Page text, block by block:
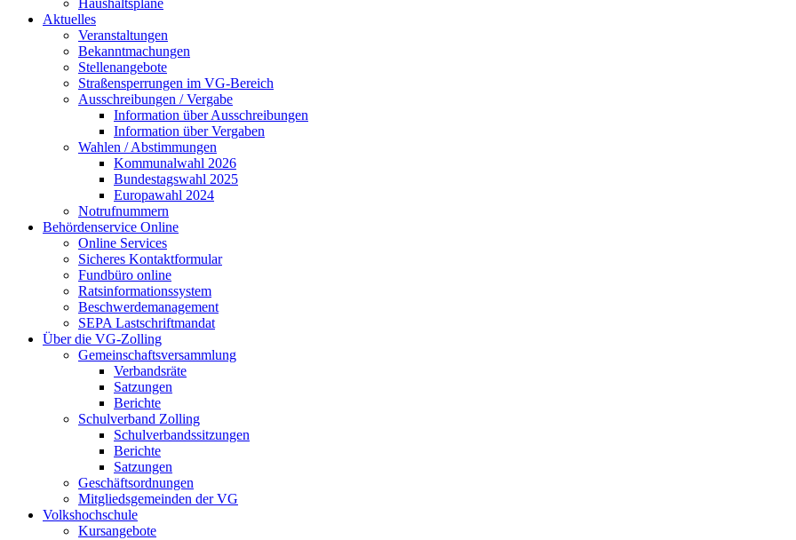
Haushaltspläne
Aktuelles
Veranstaltungen
Bekanntmachungen
Stellenangebote
Straßensperrungen im VG-Bereich
Ausschreibungen / Vergabe
Information über Ausschreibungen
Information über Vergaben
Wahlen / Abstimmungen
Kommunalwahl 2026
Bundestagswahl 2025
Europawahl 2024
Notrufnummern
Behördenservice Online
Online Services
Sicheres Kontaktformular
Fundbüro online
Ratsinformationssystem
Beschwerdemanagement
SEPA Lastschriftmandat
Über die VG-Zolling
Gemeinschaftsversammlung
Verbandsräte
Satzungen
Berichte
Schulverband Zolling
Schulverbandssitzungen
Berichte
Satzungen
Geschäftsordnungen
Mitgliedsgemeinden der VG
Volkshochschule
Kursangebote